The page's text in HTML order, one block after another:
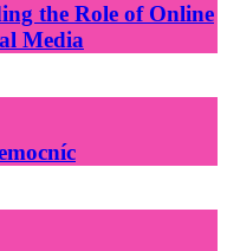
the Role of Online
Media